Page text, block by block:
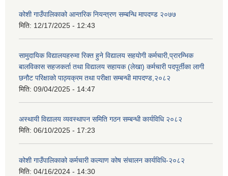
कोशी गाउँपालिकाको आन्तरिक नियन्त्रण सम्बन्धि मापदण्ड २०७७
मिति: 12/17/2025 - 12:43
सामुदायिक विद्यालयहरुमा रिक्त हुने विद्यालय सहयोगी कर्मचारी,प्रारम्भिक
बालविकास सहजकर्ता तथा विद्यालय सहायक (लेखा) कर्मचारी पदपूर्तीका लागी
छनौट परिक्षाको पाठ्यक्रम तथा परीक्षा सम्बन्धी मापदण्ड,२०८२
मिति: 09/04/2025 - 14:47
अस्थायी विद्यालय व्यवस्थापन समिति गठन सम्बन्धी कार्यविधि २०८२
मिति: 06/10/2025 - 17:23
कोशी गाउँपालिकाको कर्मचारी कल्याण कोष संचालन कार्यविधि-२०८२
मिति: 04/16/2024 - 14:30